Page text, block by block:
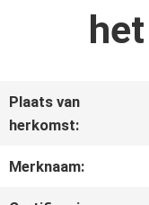
Plaats van
herkomst:
Merknaam: